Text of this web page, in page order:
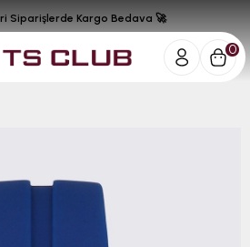
0
Siparişlerde Kargo Bedava 🚀